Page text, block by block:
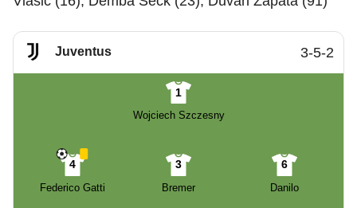
Juventus 3-5-2
1
Wojciech Szczesny
4
Federico Gatti
3
Bremer
6
Danilo